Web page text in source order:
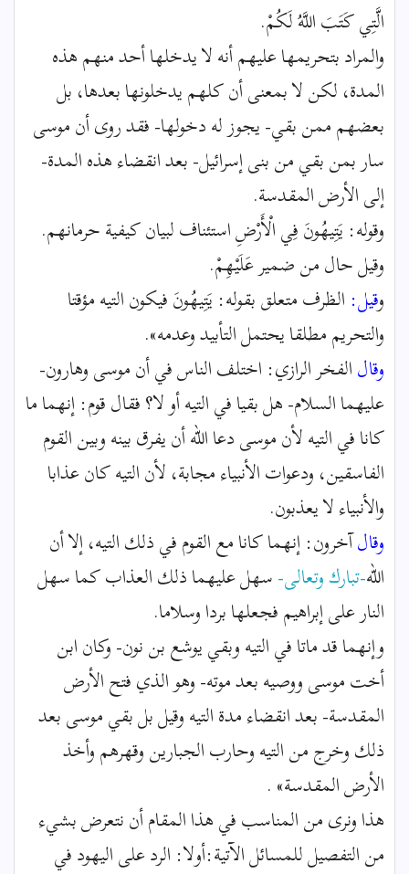
الَّتِي كَتَبَ اللَّهُ لَكُمْ.
والمراد بتحريمها عليهم أنه لا يدخلها أحد منهم هذه
المدة، لكن لا بمعنى أن كلهم يدخلونها بعدها، بل
بعضهم ممن بقي- يجوز له دخولها- فقد روى أن موسى
سار بمن بقي من بنى إسرائيل- بعد انقضاء هذه المدة-
إلى الأرض المقدسة.
وقوله: يَتِيهُونَ فِي الْأَرْضِ استئناف لبيان كيفية حرمانهم.
وقيل حال من ضمير عَلَيْهِمْ.
وقيل: الظرف متعلق بقوله: يَتِيهُونَ فيكون التيه مؤقتا
والتحريم مطلقا يحتمل التأبيد وعدمه».
وقالالفخر الرازي: اختلف الناس في أن موسى وهارون-
عليهما السلام- هل بقيا في التيه أو لا؟ فقال قوم: إنهما ما
كانا في التيه لأن موسى دعا الله أن يفرق بينه وبين القوم
الفاسقين، ودعوات الأنبياء مجابة، لأن التيه كان عذابا
والأنبياء لا يعذبون.
وقالآخرون: إنهما كانا مع القوم في ذلك التيه، إلا أن
الله-تبارك وتعالى-سهل عليهما ذلك العذاب كما سهل
النار على إبراهيم فجعلها بردا وسلاما.
وإنهما قد ماتا في التيه وبقي يوشع بن نون- وكان ابن
أخت موسى ووصيه بعد موته- وهو الذي فتح الأرض
المقدسة- بعد انقضاء مدة التيه وقيل بل بقي موسى بعد
ذلك وخرج من التيه وحارب الجبارين وقهرهم وأخذ
الأرض المقدسة» .
هذا ونرى من المناسب في هذا المقام أن نتعرض بشيء
من التفصيل للمسائل الآتية:أولا: الرد على اليهود في